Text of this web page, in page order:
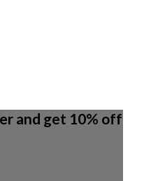
and get 10% off